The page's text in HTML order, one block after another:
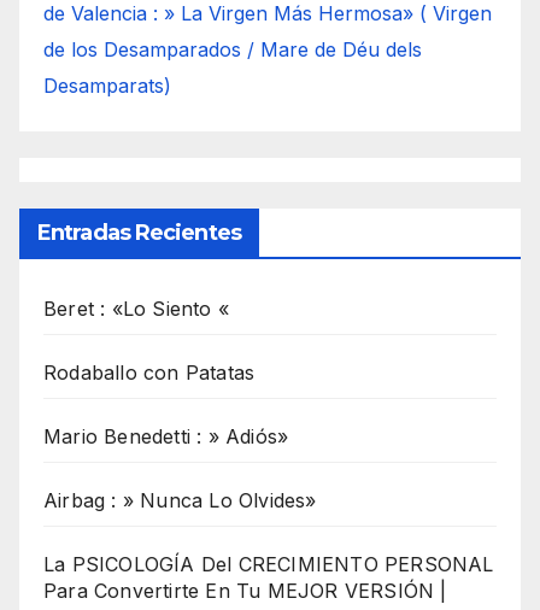
de Valencia : » La Virgen Más Hermosa» ( Virgen
de los Desamparados / Mare de Déu dels
Desamparats)
Entradas Recientes
Beret : «Lo Siento «
Rodaballo con Patatas
Mario Benedetti : » Adiós»
Airbag : » Nunca Lo Olvides»
La PSICOLOGÍA Del CRECIMIENTO PERSONAL
Para Convertirte En Tu MEJOR VERSIÓN |